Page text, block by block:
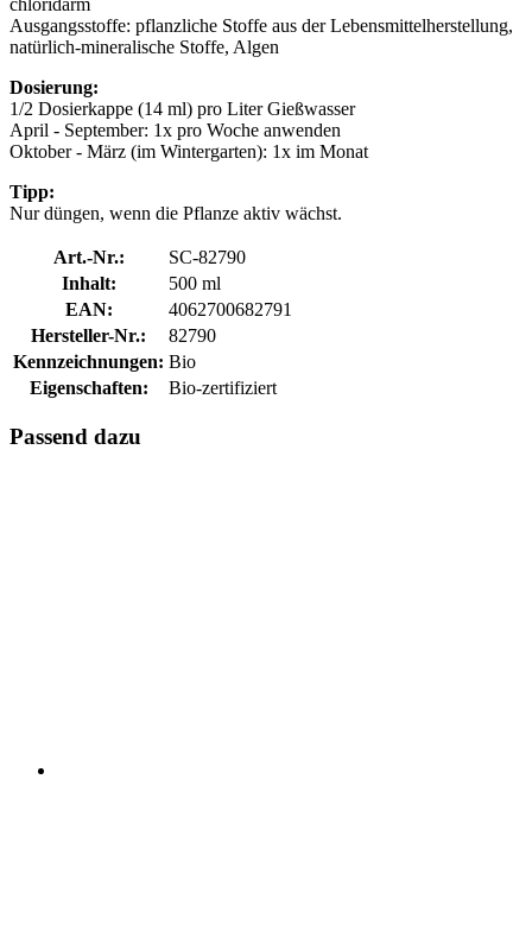
Ausgangsstoffe: pflanzliche Stoffe aus der Lebensmittelherstellung,
natürlich-mineralische Stoffe, Algen
Dosierung:
1/2 Dosierkappe (14 ml) pro Liter Gießwasser
April - September: 1x pro Woche anwenden
Oktober - März (im Wintergarten): 1x im Monat
Tipp:
Nur düngen, wenn die Pflanze aktiv wächst.
Art.-Nr.:
SC-82790
Inhalt:
500 ml
EAN:
4062700682791
Hersteller-Nr.:
82790
Kennzeichnungen: Bio
Eigenschaften:
Bio-zertifiziert
Passend dazu